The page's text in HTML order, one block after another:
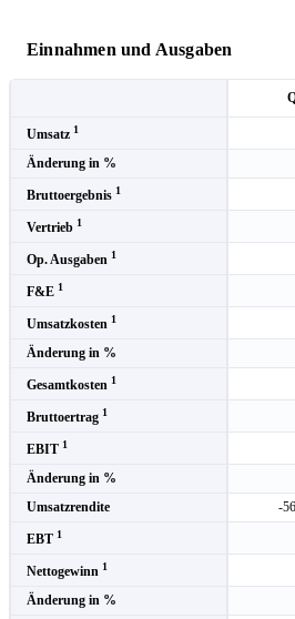
Einnahmen und Ausgaben
Umsatz 1
Änderung in %
Bruttoergebnis 1
Vertrieb 1
Op. Ausgaben 1
F&E 1
Umsatzkosten 1
Änderung in %
Gesamtkosten 1
Bruttoertrag 1
EBIT 1
Änderung in %
Umsatzrendite
-
EBT 1
Nettogewinn 1
Änderung in %